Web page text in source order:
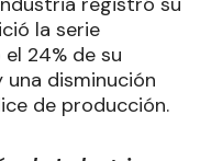
la serie
24% de su
disminución
de producción.